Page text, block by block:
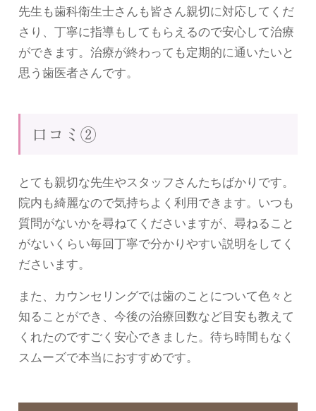
先生も歯科衛生士さんも皆さん親切に対応してくだ
さり、丁寧に指導もしてもらえるので安心して治療
ができます。治療が終わっても定期的に通いたいと
思う歯医者さんです。
口コミ②
とても親切な先生やスタッフさんたちばかりです。
院内も綺麗なので気持ちよく利用できます。いつも
質問がないかを尋ねてくださいますが、尋ねること
がないくらい毎回丁寧で分かりやすい説明をしてく
ださいます。
また、カウンセリングでは歯のことについて色々と
知ることができ、今後の治療回数など目安も教えて
くれたのですごく安心できました。待ち時間もなく
スムーズで本当におすすめです。